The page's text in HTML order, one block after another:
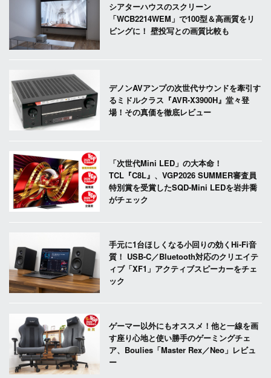
シアターハウスのスクリーン
「WCB2214WEM」で100型＆高画質をリ
ビングに！ 壁投写との画質比較も
デノンAVアンプの次世代サウンドを牽引す
るミドルクラス『AVR-X3900H』堂々登
場！その真価を徹底レビュー
「次世代Mini LED」の大本命！
TCL『C8L』、VGP2026 SUMMER審査員
特別賞を受賞したSQD-Mini LEDを岩井喬
がチェック
手元に1台ほしくなる小回りの効くHi-Fi音
質！ USB-C／Bluetooth対応のクリエイテ
ィブ「XF1」アクティブスピーカーをチェ
ック
ゲーマー以外にもオススメ！他と一線を画
す座り心地と使い勝手のゲーミングチェ
ア、Boulies「Master Rex／Neo」レビュ
ー